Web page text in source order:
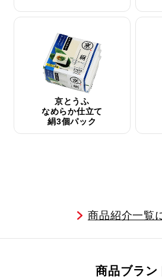
京とうふ
なめらか仕立て
絹3個パック
商品紹介一覧
商品ブラン